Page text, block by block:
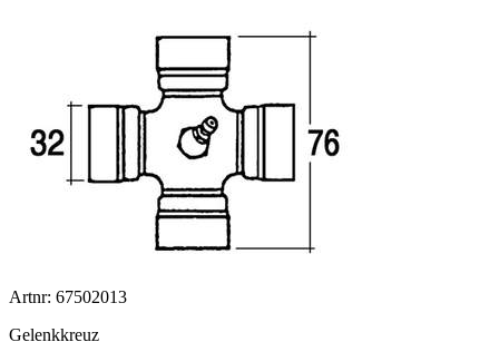
Artnr: 67502013
Gelenkkreuz